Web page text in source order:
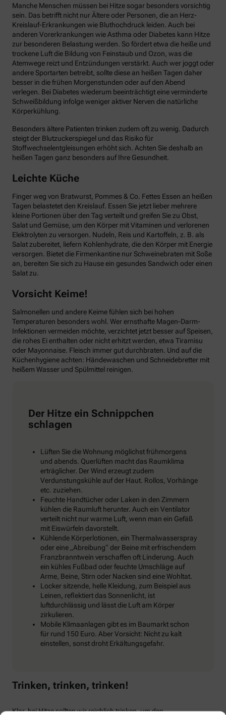
Manche Menschen müssen bei Hitze sogar besonders vorsichtig
sein. Das betrifft nicht nur Ältere oder Personen, die an Herz-
Kreislauf-Erkrankungen wie Bluthochdruck leiden. Auch bei
anderen Vorerkrankungen wie Asthma oder Diabetes kann Hitze
zur besonderen Belastung werden. So fördert etwa die heiße und
trockene Luft die Bildung von Feinstaub und Ozon, was die
Atemwege reizt und Entzündungen verstärkt. Auch wer joggt oder
andere Sportarten betreibt, sollte diese an heißen Tagen daher
besser in die frühen Morgenstunden oder auf den Abend
verlegen. Bei Diabetes wiederum beeinträchtigt eine verminderte
Schweißbildung infolge weniger aktiver Nerven die natürliche
Körperkühlung.
Besonders ältere Patienten trinken zudem oft zu wenig. Dadurch
steigt der Blutzuckerspiegel und das Risiko für
Stoffwechselentgleisungen erhöht sich. Achten Sie deshalb an
heißen Tagen ganz besonders auf Ihre Gesundheit.
Leichte Küche
Finger weg von Bratwurst, Pommes & Co. Fettes Essen an heißen
Tagen belastetet den Kreislauf. Essen Sie jetzt lieber mehrere
kleine Portionen über den Tag verteilt und greifen Sie zu Obst,
Salat und Gemüse, um den Körper mit Vitaminen und verlorenen
Elektrolyten zu versorgen. Nudeln, Reis und Kartoffeln, z. B. als
Salat zubereitet, liefern Kohlenhydrate, die den Körper mit Energie
versorgen. Bietet die Firmenkantine nur Schweinebraten mit Soße
an, bereiten Sie sich zu Hause ein gesundes Sandwich oder einen
Salat zu.
Vorsicht Keime!
Salmonellen und andere Keime fühlen sich bei hohen
Temperaturen besonders wohl. Wer ernsthafte Magen-Darm-
Infektionen vermeiden möchte, verzichtet jetzt besser auf Speisen,
die rohes Ei enthalten oder nicht erhitzt werden, etwa Tiramisu
oder Mayonnaise. Fleisch immer gut durchbraten. Und auf die
Küchenhygiene achten: Händewaschen und Schneidebretter mit
heißem Wasser und Spülmittel reinigen.
Der Hitze ein Schnippchen
schlagen
Lüften Sie die Wohnung möglichst frühmorgens
und abends. Querlüften macht das Raumklima
erträglicher. Der Wind erzeugt zudem
Verdunstungskühle auf der Haut. Rollos, Vorhänge
etc. zuziehen.
Feuchte Handtücher oder Laken in den Zimmern
kühlen die Raumluft herunter. Auch ein Ventilator
verteilt nicht nur warme Luft, wenn man ein Gefäß
mit Eiswürfeln davorstellt.
Kühlende Körperlotionen, ein Thermalwasserspray
oder eine „Abreibung“ der Beine mit erfrischendem
Franzbranntwein verschaffen oft Linderung. Auch
ein kühles Fußbad oder feuchte Umschläge auf
Arme, Beine, Stirn oder Nacken sind eine Wohltat.
Locker sitzende, helle Kleidung, zum Beispiel aus
Leinen, reflektiert das Sonnenlicht, ist
luftdurchlässig und lässt die Luft am Körper
zirkulieren.
Mobile Klimaanlagen gibt es im Baumarkt schon
für rund 150 Euro. Aber Vorsicht: Nicht zu kalt
einstellen, sonst droht Erkältungsgefahr.
Trinken, trinken, trinken!
Klar, bei Hitze sollten wir reichlich trinken, um den